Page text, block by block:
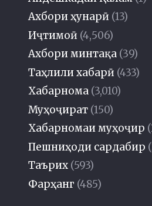
Ахбори ҳунарӣ (13)
Иҷтимоӣ (4,506)
Ахбори минтақа(39)
Таҳлили хабарӣ (433)
Хабарнома(3,010)
Муҳоҷират(150)
Хабарномаи муҳоҷир
Пешниҳоди сардабир
Таърих(593)
Фарҳанг (485)